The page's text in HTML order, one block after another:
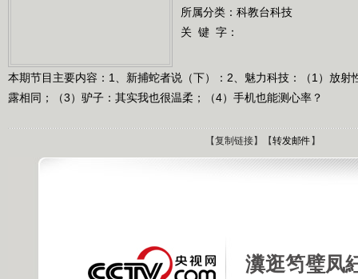
所属分类：科教台科技
关 键 字：
本期节目主要内容：1、新捕蛇者说（下）：2、魅力科技：（1）放射
露相同；（3）驴子：其实我也很温柔；（4）手机也能测心率？
【复制链接】【转发邮件 】
瀵逛笉璧凤